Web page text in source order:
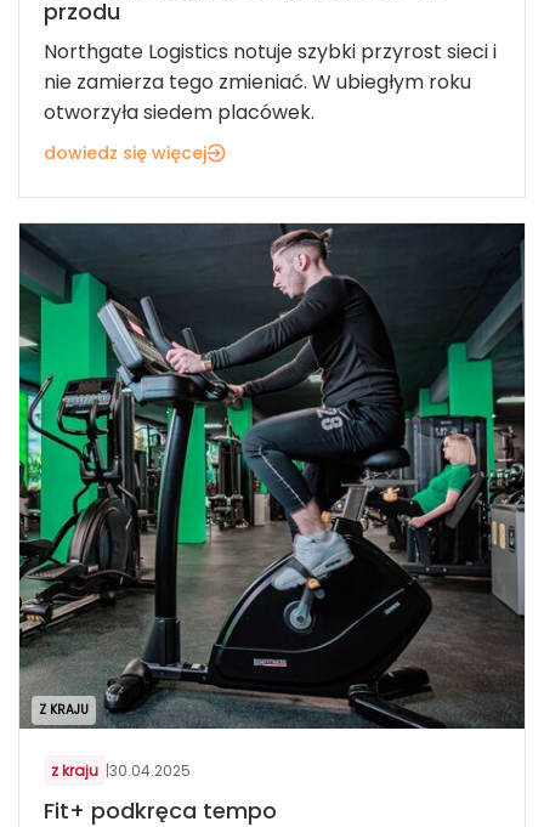
przodu
Northgate Logistics notuje szybki przyrost sieci i
nie zamierza tego zmieniać. W ubiegłym roku
otworzyła siedem placówek.
dowiedz się więcej
Z KRAJU
z kraju |30.04.2025
Fit+ podkręca tempo